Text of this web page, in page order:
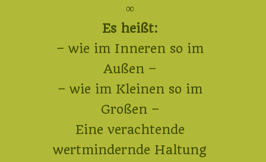
∞
Es heißt:
– wie im Inneren so im
Außen –
– wie im Kleinen so im
Großen –
Eine verachtende
wertmindernde Haltung